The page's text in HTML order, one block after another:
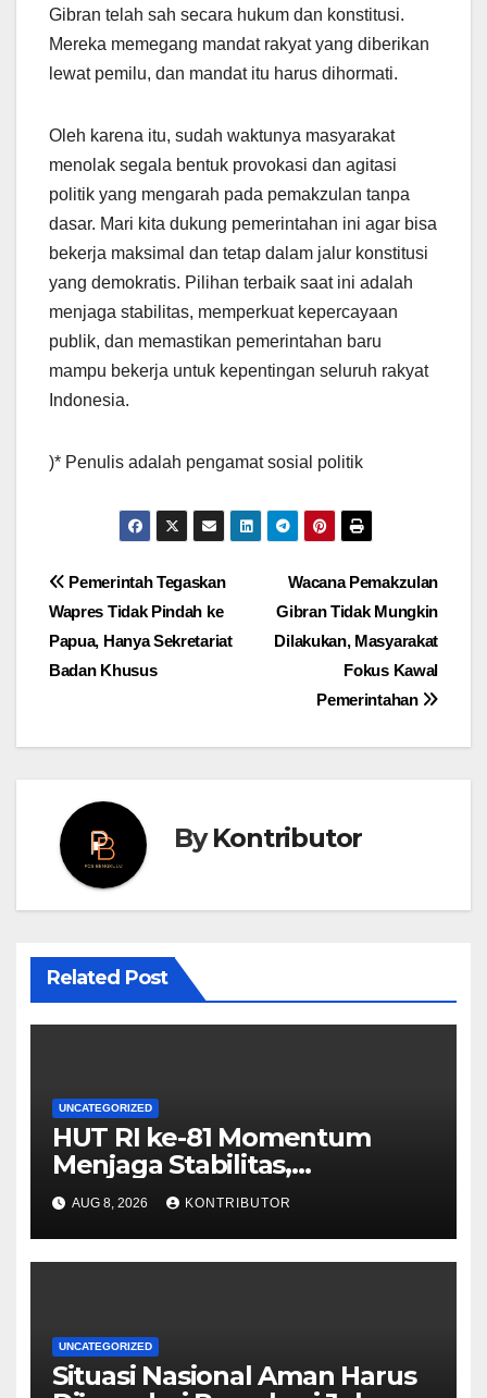
Gibran telah sah secara hukum dan konstitusi.
Mereka memegang mandat rakyat yang diberikan
lewat pemilu, dan mandat itu harus dihormati.
Oleh karena itu, sudah waktunya masyarakat
menolak segala bentuk provokasi dan agitasi
politik yang mengarah pada pemakzulan tanpa
dasar. Mari kita dukung pemerintahan ini agar bisa
bekerja maksimal dan tetap dalam jalur konstitusi
yang demokratis. Pilihan terbaik saat ini adalah
menjaga stabilitas, memperkuat kepercayaan
publik, dan memastikan pemerintahan baru
mampu bekerja untuk kepentingan seluruh rakyat
Indonesia.
)* Penulis adalah pengamat sosial politik
Post
navigation
Wacana Pemakzulan
Gibran Tidak Mungkin
Dilakukan, Masyarakat
Fokus Kawal
Pemerintahan
Pemerintah Tegaskan
Wapres Tidak Pindah ke
Papua, Hanya Sekretariat
Badan Khusus
ByKontributor
Related Post
UNCATEGORIZED
HUT RI ke-81 Momentum
Menjaga Stabilitas,
Keamanan, dan Optimisme
AUG 8, 2026 KONTRIBUTOR
UNCATEGORIZED
Situasi Nasional Aman Harus